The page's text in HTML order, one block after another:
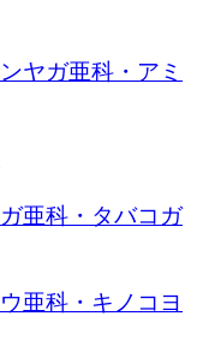
ヤガ亜科・アミ
亜科・タバコガ
亜科・キノコヨ